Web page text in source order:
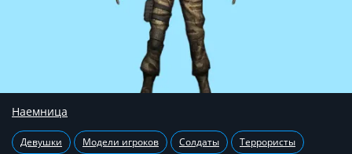
Наемница
Девушки Модели игроков Солдаты Террористы